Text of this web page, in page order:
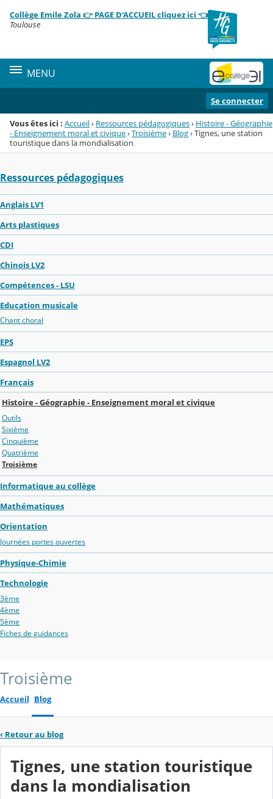
Menu de la rubrique
Contenu
Collège Emile Zola 👉 PAGE D'ACCUEIL cliquez ici 👈
Toulouse
MENU
Se connecter
Vous êtes ici : Accueil› Ressources pédagogiques› Histoire - Géographie
- Enseignement moral et civique›Troisième› Blog›Tignes, une station
touristique dans la mondialisation
Ressources pédagogiques
Anglais LV1
Arts plastiques
CDI
Chinois LV2
Compétences - LSU
Education musicale
Chant choral
EPS
Espagnol LV2
Français
Histoire - Géographie - Enseignement moral et civique
Outils
Sixième
Cinquième
Quatrième
Troisième
Informatique au collège
Mathématiques
Orientation
Journées portes ouvertes
Physique-Chimie
Technologie
3ème
4ème
5ème
Fiches de guidances
Troisième
Accueil Blog
‹ Retour au blog
Tignes, une station touristique
dans la mondialisation